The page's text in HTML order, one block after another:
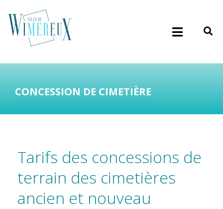
CONCESSION DE CIMETIÈRE
Tarifs des concessions de
terrain des cimetières
ancien et nouveau